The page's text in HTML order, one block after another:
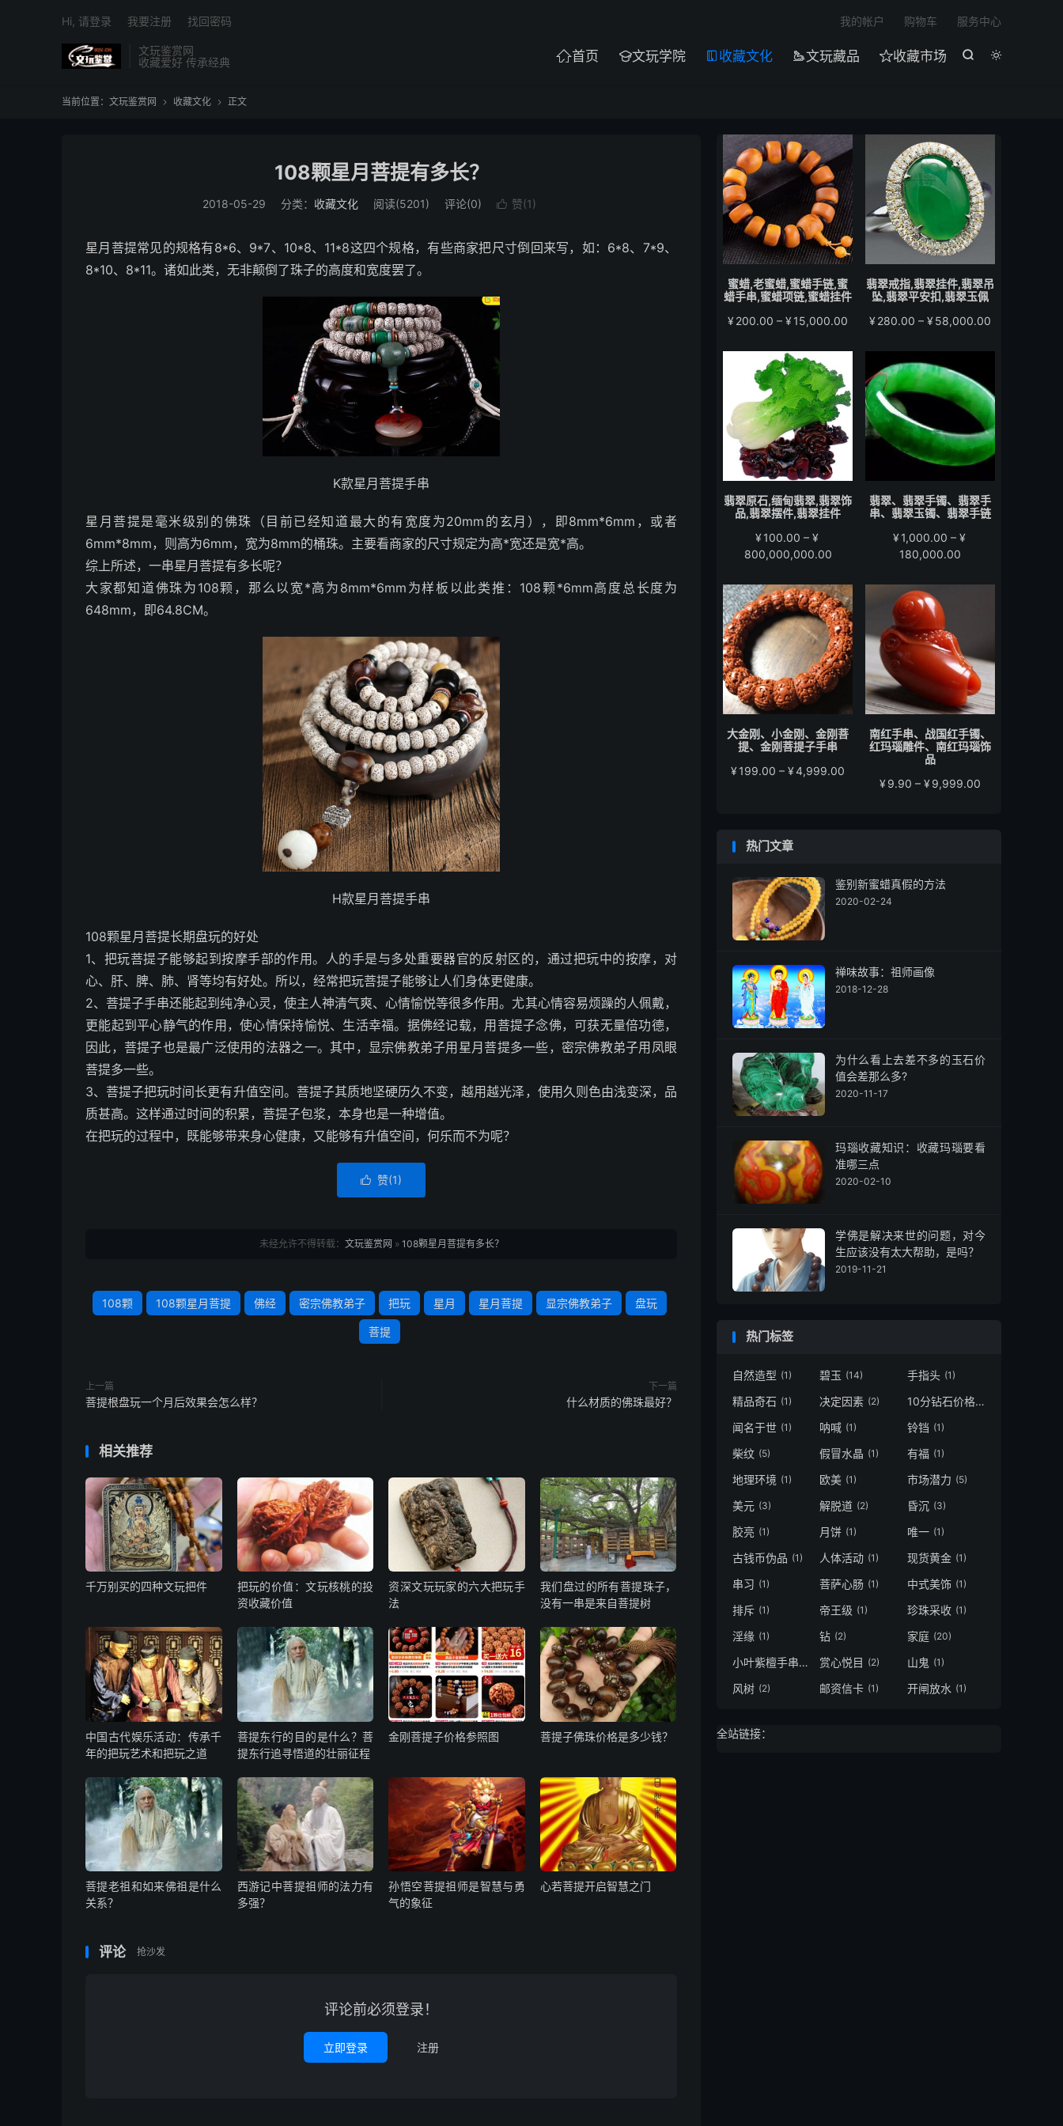
文玩鉴赏网
收藏爱好 传承经典


首页 文玩学院  收藏文化 文玩藏品 收藏市场
我的帐户 购物车 服务中心
Hi, 请登录 我要注册 找回密码
当前位置： 文玩鉴赏网  收藏文化  正文
108颗星月菩提有多长？
2018-05-29 分类： 收藏文化 阅读(5201) 评论(0)  赞(1)
星月菩提常见的规格有8*6、9*7、10*8、11*8这四个规格，有些商家把尺寸倒回来写，如：6*8、7*9、
8*10、8*11。诸如此类，无非颠倒了珠子的高度和宽度罢了。
K款星月菩提手串
星月菩提是毫米级别的佛珠（目前已经知道最大的有宽度为20mm的玄月），即8mm*6mm，或者
6mm*8mm，则高为6mm，宽为8mm的桶珠。主要看商家的尺寸规定为高*宽还是宽*高。
综上所述，一串星月菩提有多长呢？
大家都知道佛珠为108颗，那么以宽*高为8mm*6mm为样板以此类推：108颗*6mm高度总长度为
648mm，即64.8CM。
H款星月菩提手串
108颗星月菩提长期盘玩的好处
1、把玩菩提子能够起到按摩手部的作用。人的手是与多处重要器官的反射区的，通过把玩中的按摩，对
心、肝、脾、肺、肾等均有好处。所以，经常把玩菩提子能够让人们身体更健康。
2、菩提子手串还能起到纯净心灵，使主人神清气爽、心情愉悦等很多作用。尤其心情容易烦躁的人佩戴，
更能起到平心静气的作用，使心情保持愉悦、生活幸福。据佛经记载，用菩提子念佛，可获无量倍功德，
因此，菩提子也是最广泛使用的法器之一。其中，显宗佛教弟子用星月菩提多一些，密宗佛教弟子用凤眼
菩提多一些。
3、菩提子把玩时间长更有升值空间。菩提子其质地坚硬历久不变，越用越光泽，使用久则色由浅变深，品
质甚高。这样通过时间的积累，菩提子包浆，本身也是一种增值。
在把玩的过程中，既能够带来身心健康，又能够有升值空间，何乐而不为呢？
 赞(1)
未经允许不得转载： 文玩鉴赏网 » 108颗星月菩提有多长？
108颗 108颗星月菩提 佛经 密宗佛教弟子 把玩 星月 星月菩提 显宗佛教弟子 盘玩
菩提
上一篇
菩提根盘玩一个月后效果会怎么样？
下一篇
什么材质的佛珠最好？
相关推荐
千万别买的四种文玩把件
把玩的价值：文玩核桃的投
资收藏价值
资深文玩玩家的六大把玩手
法
我们盘过的所有菩提珠子，
没有一串是来自菩提树
中国古代娱乐活动：传承千
年的把玩艺术和把玩之道
菩提东行的目的是什么？菩
提东行追寻悟道的壮丽征程
金刚菩提子价格参照图 菩提子佛珠价格是多少钱？
菩提老祖和如来佛祖是什么
关系？
西游记中菩提祖师的法力有
多强？
孙悟空菩提祖师是智慧与勇
气的象征
心若菩提开启智慧之门
评论 抢沙发
评论前必须登录！
立即登录 注册
蜜蜡,老蜜蜡,蜜蜡手链,蜜
蜡手串,蜜蜡项链,蜜蜡挂件
¥200.00 – ¥15,000.00
范
¥200.00
至
¥15,000.00
翡翠戒指,翡翠挂件,翡翠吊
坠,翡翠平安扣,翡翠玉佩
¥280.00 – ¥58,000.00
范
至
¥58,000.00
翡翠原石,缅甸翡翠,翡翠饰
品,翡翠摆件,翡翠挂件
¥100.00 – ¥
800,000,000.00价
范
围：
¥100.00
至
¥800,000,000.00
翡翠、翡翠手镯、翡翠手
串、翡翠玉镯、翡翠手链
¥1,000.00 – ¥
180,000.00
范
¥180,000.00
大金刚、小金刚、金刚菩
提、金刚菩提子手串
¥199.00 – ¥4,999.00
南红手串、战国红手镯、
红玛瑙雕件、南红玛瑙饰
品
¥9.90 – ¥9,999.00
热门文章
鉴别新蜜蜡真假的方法
2020-02-24
禅味故事：祖师画像
2018-12-28
为什么看上去差不多的玉石价
值会差那么多?
2020-11-17
玛瑙收藏知识：收藏玛瑙要看
准哪三点
2020-02-10
学佛是解决来世的问题，对今
生应该没有太大帮助，是吗？
2019-11-21
热门标签
自然造型 (1) 碧玉 (14) 手指头 (1)
精品奇石 (1) 决定因素 (2) 10分钻石价格
(1)
闻名于世 (1) 呐喊 (1) 铃铛 (1)
柴纹 (5) 假冒水晶 (1) 有福 (1)
地理环境 (1) 欧美 (1) 市场潜力 (5)
美元 (3) 解脱道 (2) 昏沉 (3)
胶亮 (1) 月饼 (1) 唯一 (1)
古钱币伪品 (1) 人体活动 (1) 现货黄金 (1)
串习 (1) 菩萨心肠 (1) 中式美饰 (1)
排斥 (1) 帝王级 (1) 珍珠采收 (1)
淫缘 (1) 钻 (2) 家庭 (20)
小叶紫檀手串品质 (1)
赏心悦目 (2) 山鬼 (1)
风树 (2) 邮资信卡 (1) 开闸放水 (1)
全站链接：